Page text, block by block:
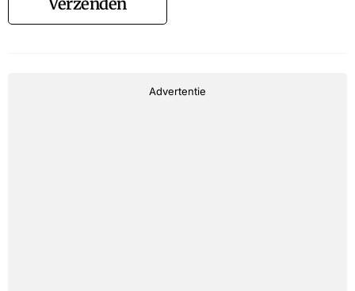
Advertentie